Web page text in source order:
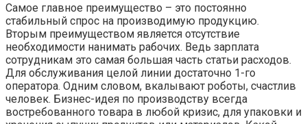
Самое главное преимущество – это постоянно
стабильный спрос на производимую продукцию.
Вторым преимуществом является отсутствие
необходимости нанимать рабочих. Ведь зарплата
сотрудникам это самая большая часть статьи расходов.
Для обслуживания целой линии достаточно 1-го
оператора. Одним словом, вкалывают роботы, счастлив
человек. Бизнес-идея по производству всегда
востребованного товара в любой кризис, для упаковки и